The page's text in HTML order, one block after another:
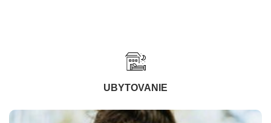
UBYTOVANIE